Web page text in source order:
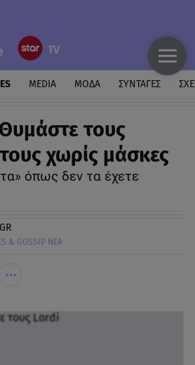
MEDIA ΜΟΔΑ ΣΥΝΤΑΓΕΣ
τους
χωρίς μάσκες
όπως δεν τα έχετε
& GOSSIP ΝΕΑ